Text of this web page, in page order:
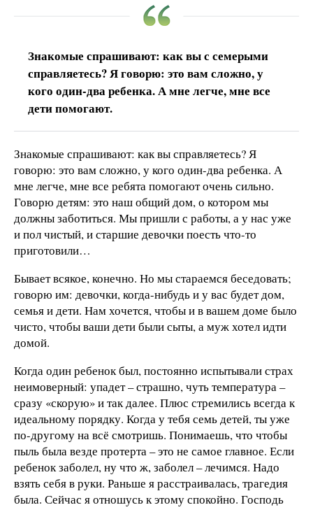
Знакомые спрашивают: как вы с семерыми
справляетесь? Я говорю: это вам сложно, у
кого один-два ребенка. А мне легче, мне все
дети помогают.
Знакомые спрашивают: как вы справляетесь? Я
говорю: это вам сложно, у кого один-два ребенка. А
мне легче, мне все ребята помогают очень сильно.
Говорю детям: это наш общий дом, о котором мы
должны заботиться. Мы пришли с работы, а у нас уже
и пол чистый, и старшие девочки поесть что-то
приготовили…
Бывает всякое, конечно. Но мы стараемся беседовать;
говорю им: девочки, когда-нибудь и у вас будет дом,
семья и дети. Нам хочется, чтобы и в вашем доме было
чисто, чтобы ваши дети были сыты, а муж хотел идти
домой.
Когда один ребенок был, постоянно испытывали страх
неимоверный: упадет – страшно, чуть температура –
сразу «скорую» и так далее. Плюс стремились всегда к
идеальному порядку. Когда у тебя семь детей, ты уже
по-другому на всё смотришь. Понимаешь, что чтобы
пыль была везде протерта – это не самое главное. Если
ребенок заболел, ну что ж, заболел – лечимся. Надо
взять себя в руки. Раньше я расстраивалась, трагедия
была. Сейчас я отношусь к этому спокойно. Господь